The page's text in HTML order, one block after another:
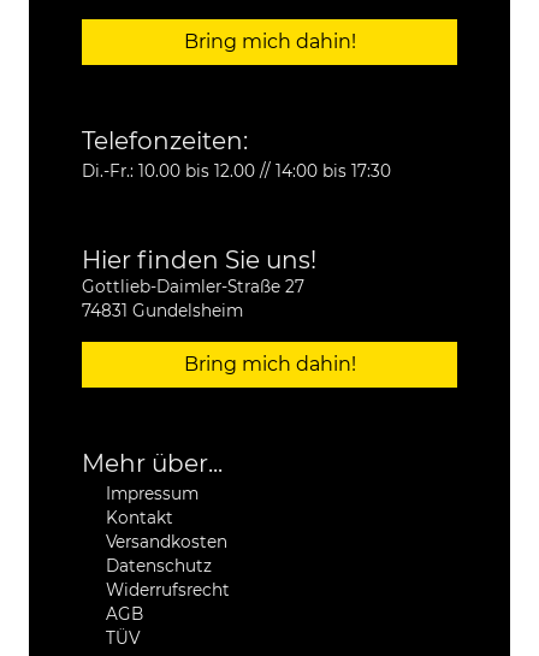
Bring mich dahin!
Telefonzeiten:
Di.-Fr.: 10.00 bis 12.00 // 14:00 bis 17:30
Hier finden Sie uns!
Gottlieb-Daimler-Straße 27
74831 Gundelsheim
Bring mich dahin!
Mehr über...
Impressum
Kontakt
Versandkosten
Datenschutz
Widerrufsrecht
AGB
TÜV